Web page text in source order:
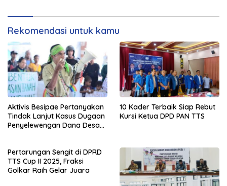
Rekomendasi untuk kamu
Aktivis Besipae Pertanyakan
Tindak Lanjut Kasus Dugaan
Penyelewengan Dana Desa
10 Kader Terbaik Siap Rebut
Kursi Ketua DPD PAN TTS
Pertarungan Sengit di DPRD
TTS Cup II 2025, Fraksi
Golkar Raih Gelar Juara